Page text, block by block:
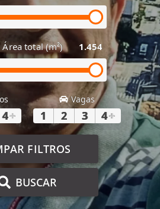
Área total (m²) 1.454
4+
Vagas
1 2 3 4+
FILTROS
BUSCAR